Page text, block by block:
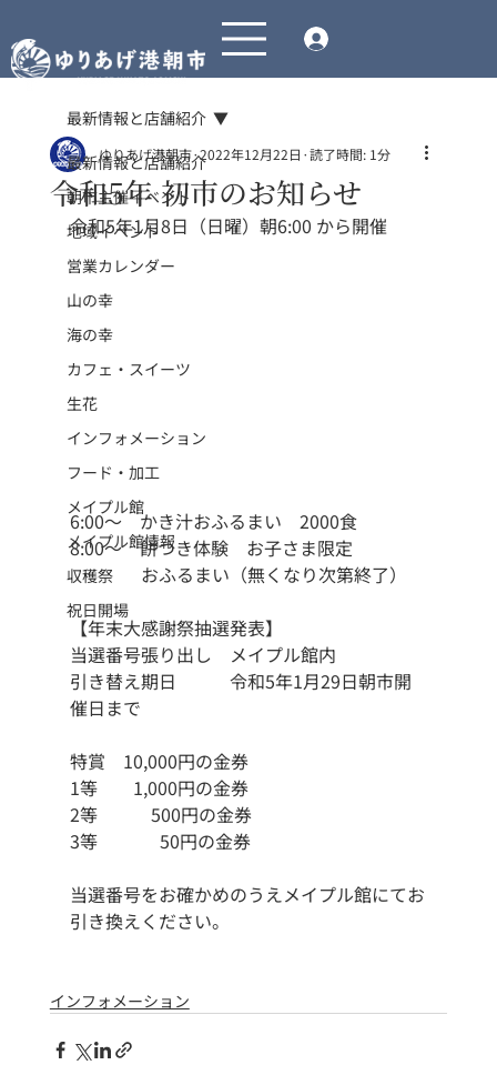
最新情報と店舗紹介
朝市主催イベント
地域イベント
営業カレンダー
山の幸
海の幸
カフェ・スイーツ
生花
インフォメーション
フード・加工
メイプル館
メイプル館情報
収穫祭
祝日開場
最新情報と店舗紹介
令和5年 初市のお知らせ
ゆりあげ港朝市 2022年12月22日 読了時間: 1分
令和5年1月8日（日曜）朝6:00 から開催
6:00〜　かき汁おふるまい　2000食
8:00〜　餅つき体験　お子さま限定
おふるまい（無くなり次第終了）
【年末大感謝祭抽選発表】
当選番号張り出し　メイプル館内
引き替え期日　　　令和5年1月29日朝市開
催日まで
特賞　10,000円の金券
1等　　1,000円の金券
2等　　　500円の金券
3等　　　  50円の金券
当選番号をお確かめのうえメイプル館にてお
引き換えください。
インフォメーション